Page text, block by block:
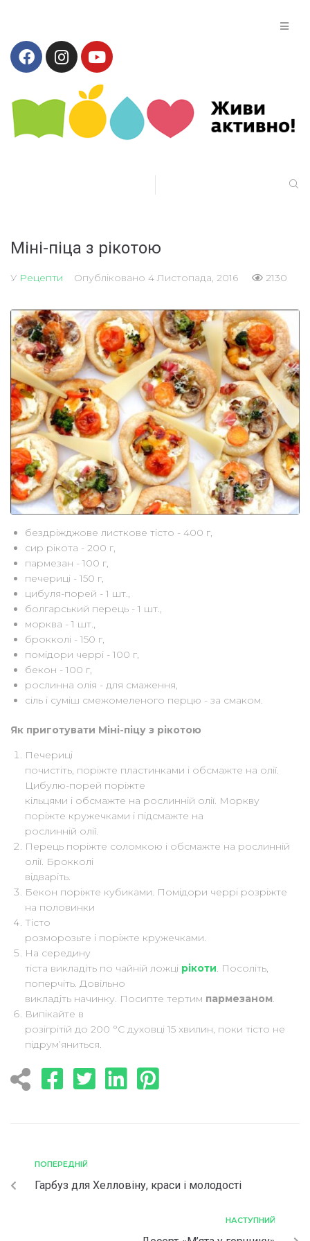
Міні-піца з рікотою
У Рецепти Опубліковано 4 Листопада, 2016 2130
бездріжджове листкове тісто - 400 г,
сир рікота - 200 г,
пармезан - 100 г,
печериці - 150 г,
цибуля-порей - 1 шт.,
болгарський перець - 1 шт.,
морква - 1 шт.,
брокколі - 150 г,
помідори черрі - 100 г,
бекон - 100 г,
рослинна олія - для смаження,
сіль і суміш смежомеленого перцю - за смаком.
Як приготувати Міні-піцу з рікотою
Печериці
почистіть, поріжте пластинками і обсмажте на олії.
Цибулю-порей поріжте
кільцями і обсмажте на рослинній олії. Моркву
поріжте кружечками і підсмажте на
рослинній олії.
Перець поріжте соломкою і обсмажте на рослинній
олії. Брокколі
відваріть.
Бекон поріжте кубиками. Помідори черрі розріжте
на половинки
Тісто
розморозьте і поріжте кружечками.
На середину
тіста викладіть по чайній ложці рікоти. Посоліть,
поперчіть. Довільно
викладіть начинку. Посипте тертим пармезаном.
Випікайте в
розігрітій до 200 °C духовці 15 хвилин, поки тісто не
підрум’яниться.
ПОПЕРЕДНІЙ
Гарбуз для Хелловіну, краси і молодості
НАСТУПНИЙ